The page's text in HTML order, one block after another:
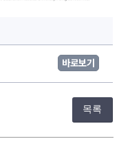
바로보기
목록